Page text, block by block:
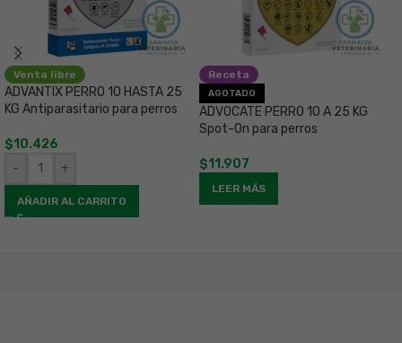
Venta libre
ADVANTIX PERRO 10 HASTA 25
KG Antiparasitario para perros
$10.426
-
+
AÑADIR AL CARRITO
Receta
AGOTADO
ADVOCATE PERRO 10 A 25 KG
Spot-On para perros
$11.907
LEER MÁS